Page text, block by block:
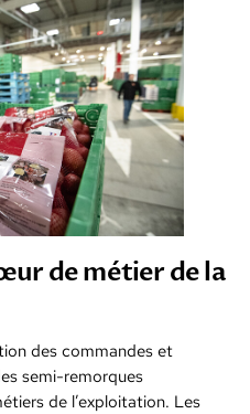
de métier de la
des commandes et
semi-remorques
de l’exploitation. Les